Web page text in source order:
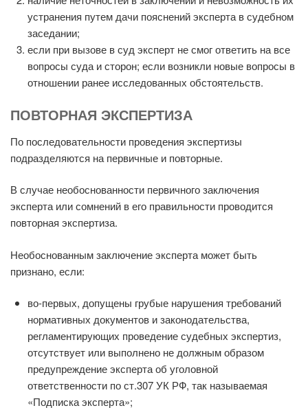
устранения путем дачи пояснений эксперта в судебном
заседании;
если при вызове в суд эксперт не смог ответить на все
вопросы суда и сторон; если возникли новые вопросы в
отношении ранее исследованных обстоятельств.
ПОВТОРНАЯ ЭКСПЕРТИЗА
По последовательности проведения экспертизы
подразделяются на первичные и повторные.
В случае необоснованности первичного заключения
эксперта или сомнений в его правильности проводится
повторная экспертиза.
Необоснованным заключение эксперта может быть
признано, если:
во-первых, допущены грубые нарушения требований
нормативных документов и законодательства,
регламентирующих проведение судебных экспертиз,
отсутствует или выполнено не должным образом
предупреждение эксперта об уголовной
ответственности по ст.307 УК РФ, так называемая
«Подписка эксперта»;